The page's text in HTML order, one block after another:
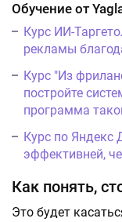
Обучение от
Курс ИИ-
рекламы
Курс "Из
постройте
программа
Курс по Яндекс
эффективней,
Как понять,
Это будет